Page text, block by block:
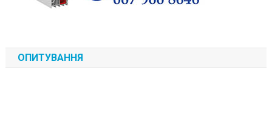
ОПИТУВАННЯ